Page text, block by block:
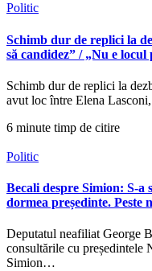
Politic
Schimb dur de replici la
să candidez” / „Nu e locul
Schimb dur de replici la
avut loc între Elena
6 minute timp de citire
Politic
Becali despre Simion: S-a
dormea președinte. Peste
Deputatul neafiliat George
consultările cu președintele
Simion…